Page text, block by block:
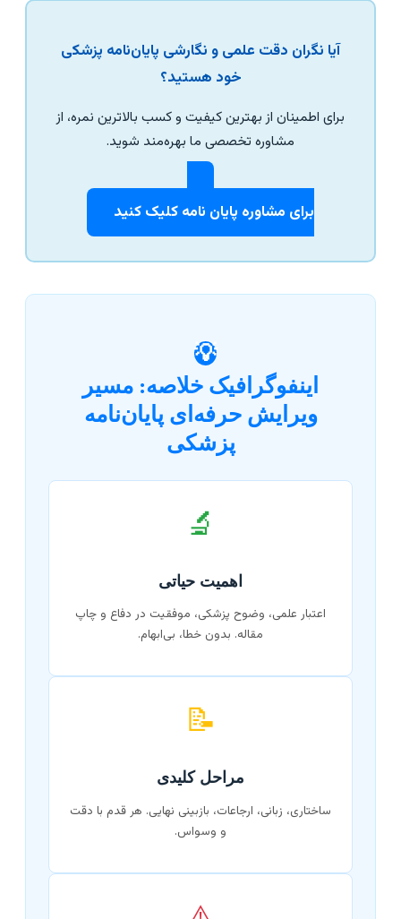
آیا نگران دقت علمی و نگارشی پایان‌نامه پزشکی
خود هستید؟
برای اطمینان از بهترین کیفیت و کسب بالاترین نمره، از
مشاوره تخصصی ما بهره‌مند شوید.
برای مشاوره پایان نامه کلیک کنید
اینفوگرافیک خلاصه: مسیر
ویرایش حرفه‌ای پایان‌نامه
پزشکی
اهمیت حیاتی
اعتبار علمی، وضوح پزشکی، موفقیت در دفاع و چاپ
مقاله. بدون خطا، بی‌ابهام.
مراحل کلیدی
ساختاری، زبانی، ارجاعات، بازبینی نهایی. هر قدم با دقت
و وسواس.